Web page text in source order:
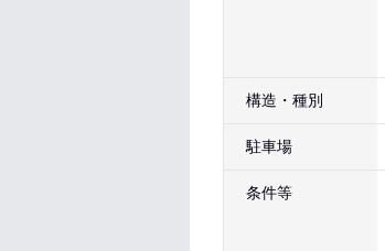
構造・種別
駐車場
条件等